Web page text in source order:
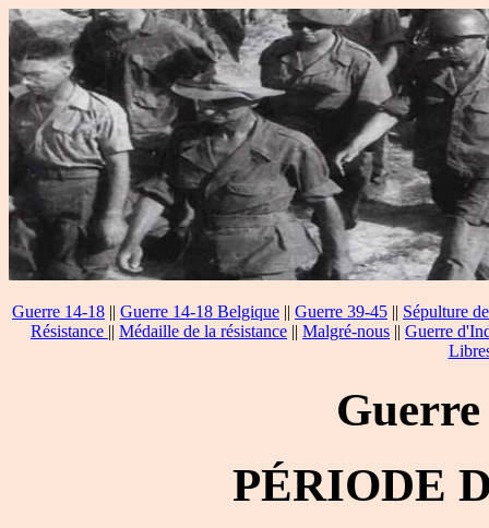
Guerre 14-18 || Guerre 14-18 Belgique || Guerre 39-45 || Sépulture
Résistance || Médaille de la résistance || Malgré-nous || Guerre
PÉRIODE